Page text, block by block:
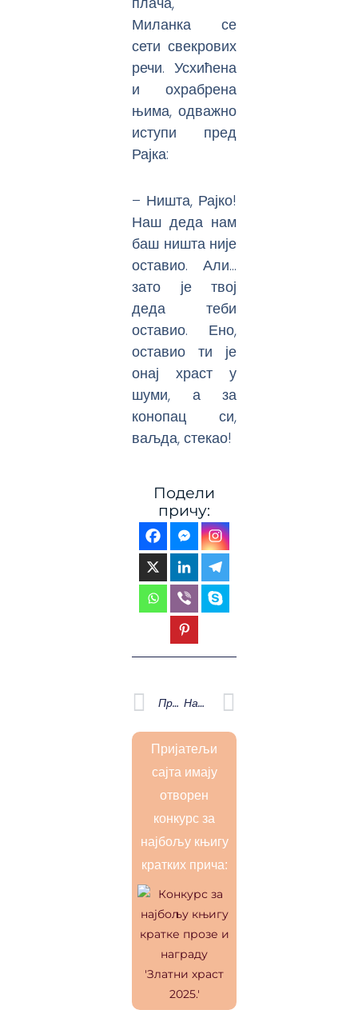
Миланка се
сети свекрових
речи. Усхићена
и охрабрена
њима, одважно
иступи пред
Рајка:
– Ништа, Рајко!
Наш деда нам
баш ништа није
оставио. Али…
зато је твој
деда теби
оставио. Ено,
оставио ти је
онај храст у
шуми, а за
конопац си,
ваљда, стекао!
Подели
причу:
Prev
Претходна Наредна
Next
Пријатељи
сајта имају
отворен
конкурс за
најбољу књигу
кратких прича: